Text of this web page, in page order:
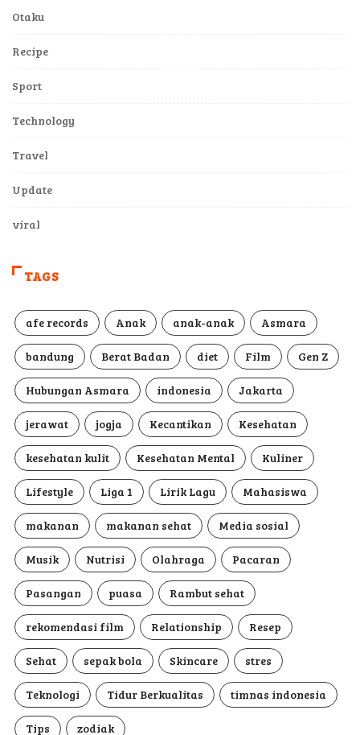
Otaku
Recipe
Sport
Technology
Travel
Update
viral
TAGS
afe records Anak anak-anak Asmara
bandung Berat Badan diet Film Gen Z
Hubungan Asmara indonesia Jakarta
jerawat jogja Kecantikan Kesehatan
kesehatan kulit Kesehatan Mental Kuliner
Lifestyle Liga 1 Lirik Lagu Mahasiswa
makanan makanan sehat Media sosial
Musik Nutrisi Olahraga Pacaran
Pasangan puasa Rambut sehat
rekomendasi film Relationship Resep
Sehat sepak bola Skincare stres
Teknologi Tidur Berkualitas timnas indonesia
Tips zodiak